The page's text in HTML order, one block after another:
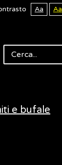
Aa Aa
e bufale